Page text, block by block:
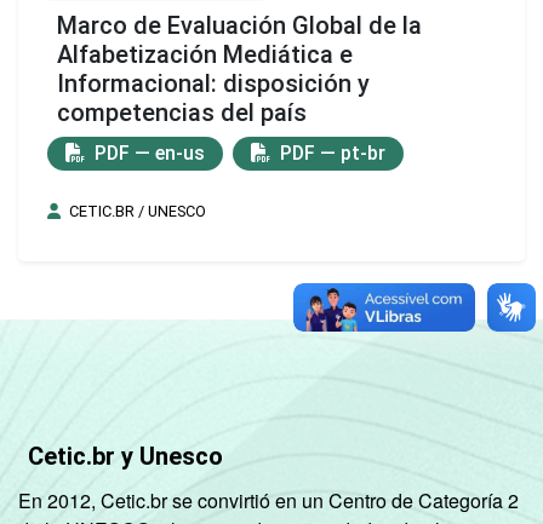
Marco de Evaluación Global de la
Alfabetización Mediática e
Informacional: disposición y
competencias del país
PDF — en-us PDF — pt-br
CETIC.BR / UNESCO
Cetic.br y Unesco
En 2012, Cetic.br se convirtió en un Centro de Categoría 2